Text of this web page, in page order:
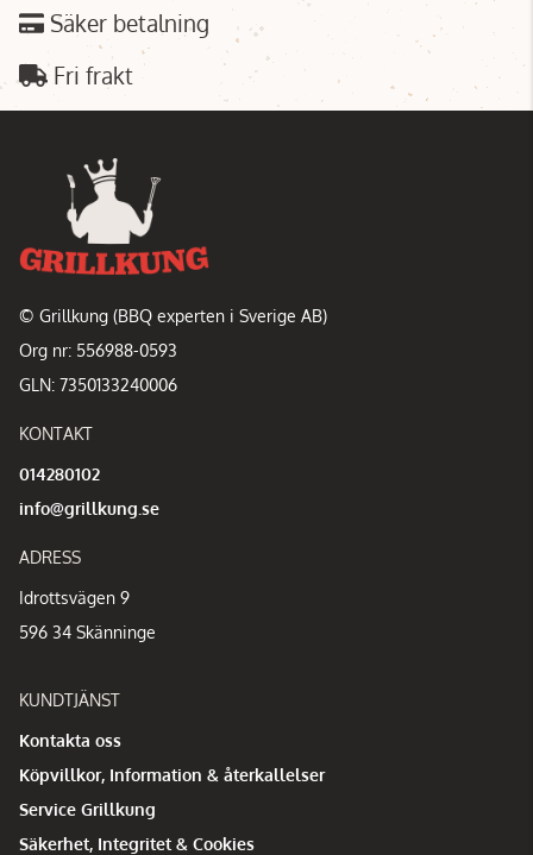
Säker betalning
Fri frakt
© Grillkung (BBQ experten i Sverige AB)
Org nr: 556988-0593
GLN: 7350133240006
KONTAKT
014280102
info@grillkung.se
ADRESS
Idrottsvägen 9
596 34 Skänninge
KUNDTJÄNST
Kontakta oss
Köpvillkor, Information & återkallelser
Service Grillkung
Säkerhet, Integritet & Cookies